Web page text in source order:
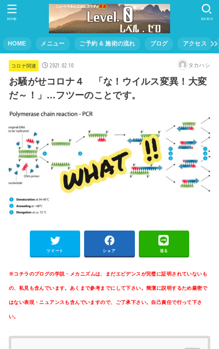
HOME メニュー ご予約 & 施術の流れ ブログ アクセス
SEARCH
MENU
コロナ関連 2021.02.10 タカハシ
お騒がせコロナ４ 「な！ウイルス変異！大変
だ～！」…フツーのことです。
ツイート シェア 送る
※コチラのブログの学説・メカニズムは、まだエビデンスが完璧に証明されていないも
の、私見も含んでいます。あくまで参考までにして下さい。簡潔に説明するため厳密で
はない表現・ニュアンスも含んでいますので、ご了承下さい。自己責任で行って下さ
い。